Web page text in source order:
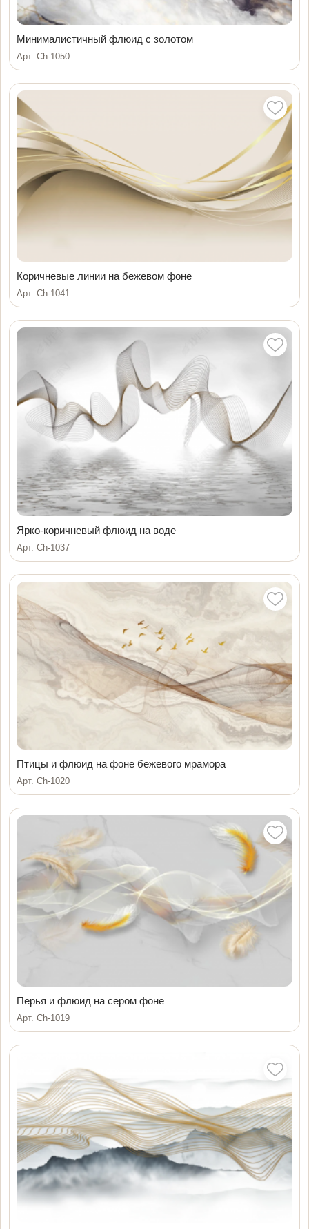
Минималистичный флюид с золотом
Арт. Ch-1050
Коричневые линии на бежевом фоне
Арт. Ch-1041
Ярко-коричневый флюид на воде
Арт. Ch-1037
Птицы и флюид на фоне бежевого мрамора
Арт. Ch-1020
Перья и флюид на сером фоне
Арт. Ch-1019